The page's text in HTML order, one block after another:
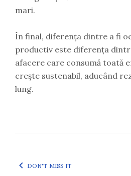
mari.
În final, diferența dintre a fi
productiv este diferența
afacere care consumă toată
crește sustenabil, aducând
lung.
DON'T MISS IT